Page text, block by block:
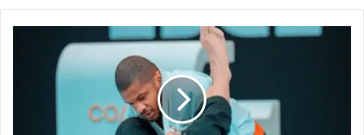
ق
ع
ا
ل
و
ب